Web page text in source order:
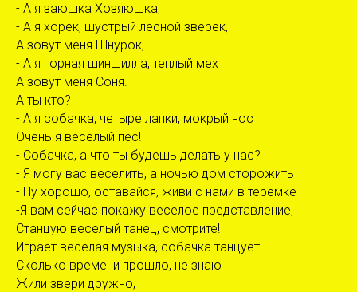
- А я заюшка Хозяюшка,
- А я хорек, шустрый лесной зверек,
А зовут меня Шнурок,
- А я горная шиншилла, теплый мех
А зовут меня Соня.
А ты кто?
- А я собачка, четыре лапки, мокрый нос
Очень я веселый пес!
- Собачка, а что ты будешь делать у нас?
- Я могу вас веселить, а ночью дом сторожить
- Ну хорошо, оставайся, живи с нами в теремке
-Я вам сейчас покажу веселое представление,
Станцую веселый танец, смотрите!
Играет веселая музыка, собачка танцует.
Сколько времени прошло, не знаю
Жили звери дружно,